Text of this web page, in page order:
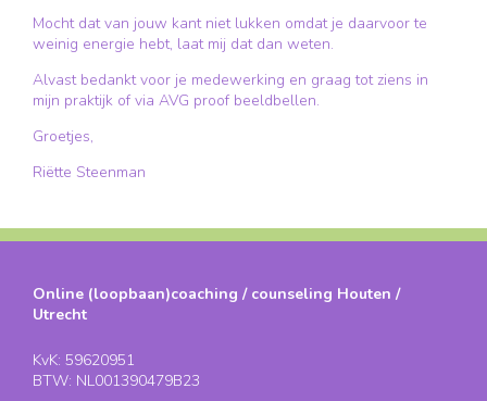
Mocht dat van jouw kant niet lukken omdat je daarvoor te
weinig energie hebt, laat mij dat dan weten.
Alvast bedankt voor je medewerking en graag tot ziens in
mijn praktijk of via AVG proof beeldbellen.
Groetjes,
Riëtte Steenman
Online (loopbaan)coaching / counseling Houten /
Utrecht
KvK: 59620951
BTW: NL001390479B23